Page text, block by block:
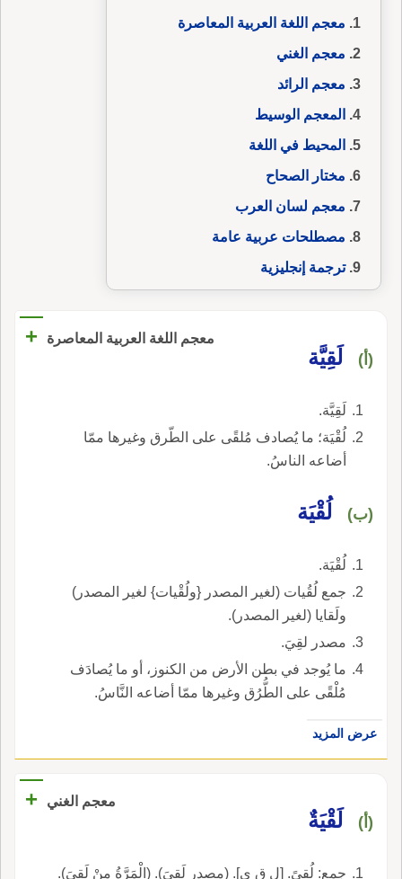
معجم اللغة العربية المعاصرة
معجم الغني
معجم الرائد
المعجم الوسيط
المحيط في اللغة
مختار الصحاح
معجم لسان العرب
مصطلحات عربية عامة
ترجمة إنجليزية
معجم اللغة العربية المعاصرة +
(أ) لَقِيَّة
لَقِيَّة.
لُقْيَة؛ ما يُصادف مُلقًى على الطّرق وغيرها ممّا
أضاعه الناسُ.
(ب) لُقْيَة
لُقْيَة.
جمع لُقُيات (لغير المصدر {ولُقْيات} لغير المصدر)
ولَقايا (لغير المصدر).
مصدر لقِيَ.
ما يُوجد في بطن الأرض من الكنوز، أو ما يُصادَف
مُلْقًى على الطُّرُق وغيرها ممّا أضاعه النَّاسُ.
عرض المزيد
معجم الغني +
(أ) لَقْيَةٌ
جمع: لُقىً. [ل ق ي]. (مصدر لَقِيَ). (الْمَرَّةُ مِنْ لَقِيَ).